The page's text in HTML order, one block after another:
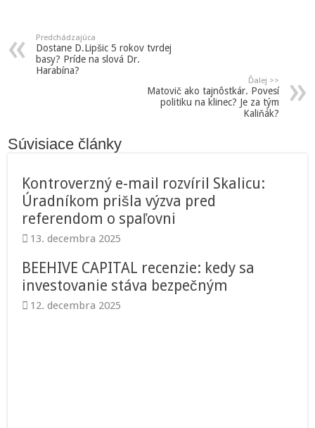
Predchádzajúca
Dostane D.Lipšic 5 rokov tvrdej
basy? Príde na slová Dr.
Harabína?
Ďalej >>
Matovič ako tajnôstkár. Povesí
politiku na klinec? Je za tým
Kaliňák?
Súvisiace články
Kontroverzný e-mail rozvíril Skalicu:
Úradníkom prišla výzva pred
referendom o spaľovni
13. decembra 2025
BEEHIVE CAPITAL recenzie: kedy sa
investovanie stáva bezpečným
12. decembra 2025